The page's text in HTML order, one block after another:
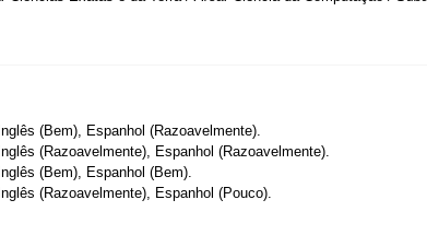
Inglês (Bem), Espanhol (Razoavelmente).
Inglês (Razoavelmente), Espanhol (Razoavelmente).
Inglês (Bem), Espanhol (Bem).
Inglês (Razoavelmente), Espanhol (Pouco).